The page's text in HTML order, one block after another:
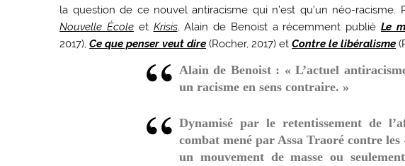
la question de ce nouvel antiracisme qui n’est qu’un néo-racisme.
Nouvelle Écoleet Krisis, Alain de Benoist a récemment publiéLe
2017),Ce que penser veut dire (Rocher, 2017) etContre le libéralisme
Alain de Benoist : « L’actuel
un racisme en sens contraire. »
Dynamisé par le retentissement de
combat mené par Assa Traoré contre
un mouvement de masse ou